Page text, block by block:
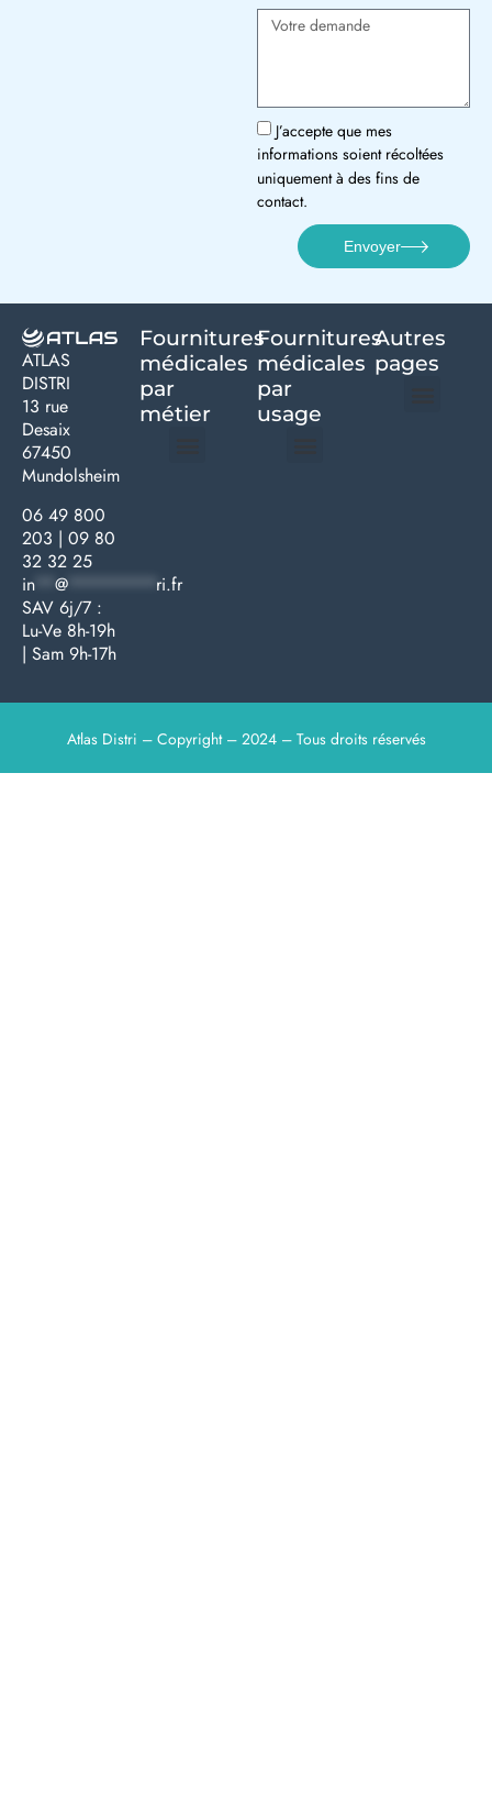
J’accepte que mes
informations soient récoltées
uniquement à des fins de
contact.
Envoyer
ATLAS
DISTRI
13 rue
Desaix
67450
Mundolsheim
06 49 800
203 | 09 80
32 32 25
in
@
ri.fr
SAV 6j/7 :
Lu-Ve 8h-19h
| Sam 9h-17h
Fournitures
médicales
par
métier
Fournitures
médicales
par
usage ​
Autres
pages
Atlas Distri – Copyright – 2024 – Tous droits réservés